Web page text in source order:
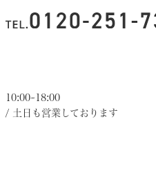
10:00~18:00
/ 土日も営業しております